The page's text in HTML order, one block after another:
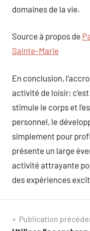
domaines de la vie.
Source à propos de
Sainte-Marie
En conclusion,
activité de loisir;
stimule le corps et
personnel, le
simplement pour
présente un large
activité attrayante
des expériences
Navigation
Publication